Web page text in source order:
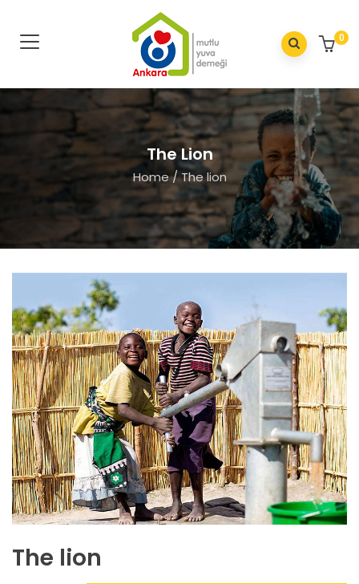
0
The Lion
Home/The lion
The lion